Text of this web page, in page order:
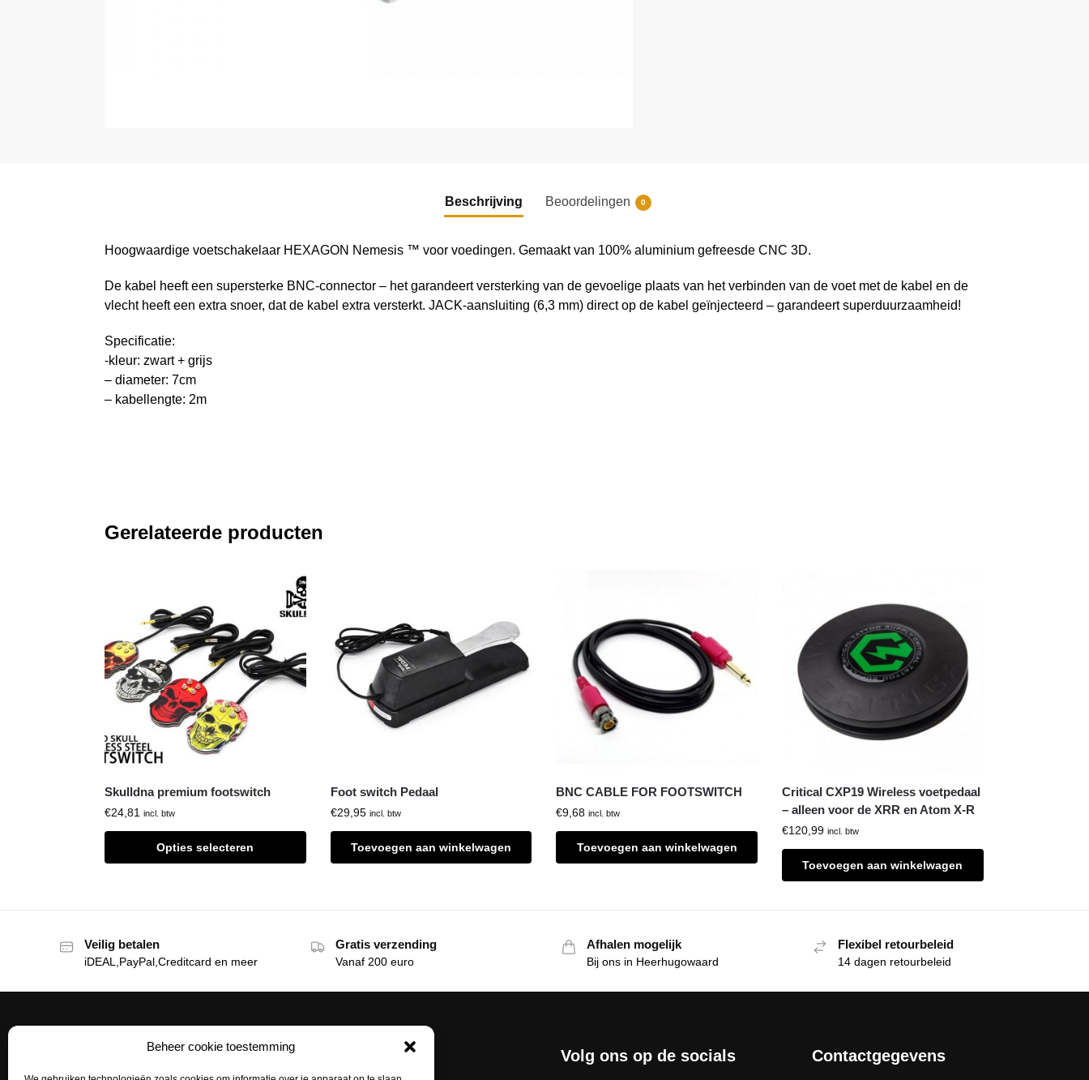
Beheer cookie toestemming
Beschrijving Beoordelingen 0
Hoogwaardige voetschakelaar HEXAGON Nemesis ™ voor voedingen. Gemaakt van 100% aluminium gefreesde CNC 3D.
De kabel heeft een supersterke BNC-connector – het garandeert versterking van de gevoelige plaats van het verbinden van de voet met de kabel en de
vlecht heeft een extra snoer, dat de kabel extra versterkt. JACK-aansluiting (6,3 mm) direct op de kabel geïnjecteerd – garandeert superduurzaamheid!
Specificatie:
-kleur: zwart + grijs
– diameter: 7cm
– kabellengte: 2m
Gerelateerde producten
Skulldna premium footswitch
€24,81 incl. btw
Opties selecteren
Foot switch Pedaal
€29,95 incl. btw
Toevoegen aan winkelwagen
BNC CABLE FOR FOOTSWITCH
€9,68 incl. btw
Toevoegen aan winkelwagen
Critical CXP19 Wireless voetpedaal
– alleen voor de XRR en Atom X-R
€120,99 incl. btw
Toevoegen aan winkelwagen
Veilig betalen
iDEAL,PayPal,Creditcard en meer
Gratis verzending
Vanaf 200 euro
Afhalen mogelijk
Bij ons in Heerhugowaard
Flexibel retourbeleid
14 dagen retourbeleid
Het Tattoohuys Klantenservice Volg ons op de socials Contactgegevens